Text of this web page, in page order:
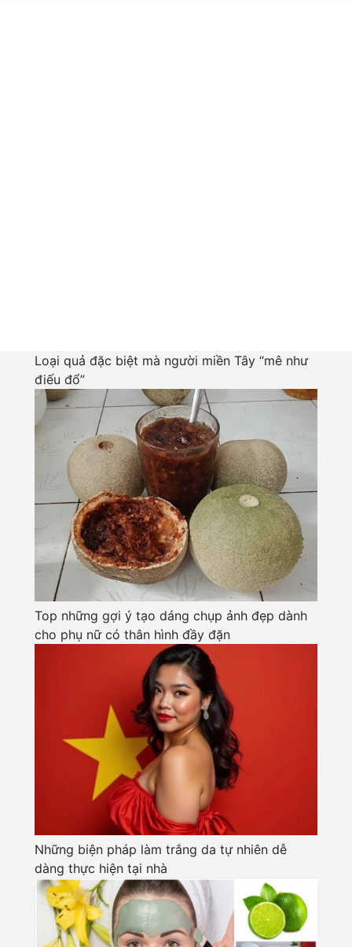
Loại quả đặc biệt mà người miền Tây “mê như
điếu đổ”
Top những gợi ý tạo dáng chụp ảnh đẹp dành
cho phụ nữ có thân hình đầy đặn
Những biện pháp làm trắng da tự nhiên dễ
dàng thực hiện tại nhà